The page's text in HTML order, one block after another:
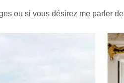
ou si vous désirez me parler